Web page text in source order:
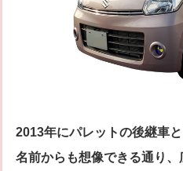
2013年にパレットの後継車
名前からも想像できる通り